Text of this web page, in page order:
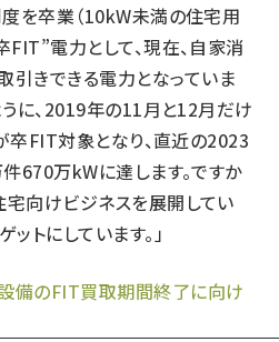
を卒業（10kW未満の住宅用
FIT”電力として、現在、自家消
引きできる電力となっていま
うに、2019年の11月と12月だけ
卒FIT対象となり、直近の2023
670万kWに達します。ですか
宅向けビジネスを展開してい
トにしています。」
のFIT買取期間終了に向け